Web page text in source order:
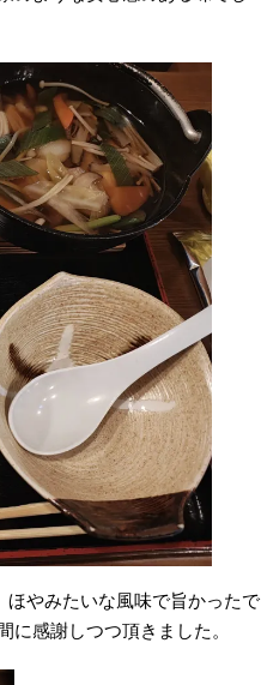
ほやみたいな風味で旨かったで
感謝しつつ頂きました。